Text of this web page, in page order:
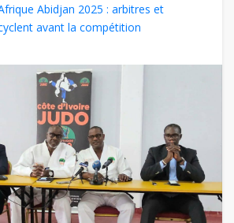
Abidjan 2025 : arbitres et
avant la compétition